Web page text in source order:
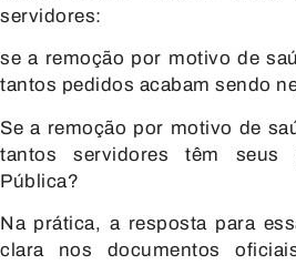
servidores:
se a remoção por motivo de
tantos pedidos acabam sendo
Se a remoção por motivo de
tantos servidores têm seus
Pública?
Na prática, a resposta para
clara nos documentos